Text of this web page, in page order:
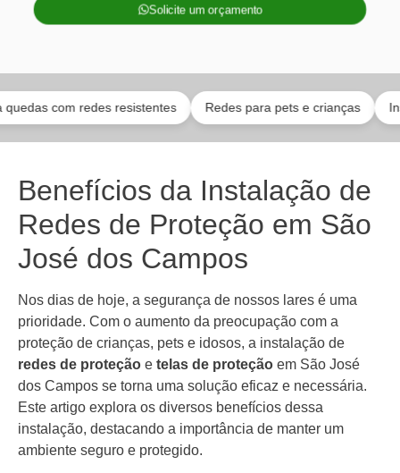
Solicite um orçamento
com redes resistentes Redes para pets e crianças
Benefícios da Instalação de
Redes de Proteção em São
José dos Campos
Nos dias de hoje, a segurança de nossos lares é uma
prioridade. Com o aumento da preocupação com a
proteção de crianças, pets e idosos, a instalação de
redes de proteção e telas de proteção em São José
dos Campos se torna uma solução eficaz e necessária.
Este artigo explora os diversos benefícios dessa
instalação, destacando a importância de manter um
ambiente seguro e protegido.